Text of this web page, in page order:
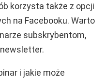
korzysta także z opcji
na Facebooku. Warto
subskrybentom,
i jakie może